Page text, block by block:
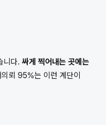
니다. 싸게 찍어내는 곳에는
의뢰 95%는 이런 계단이